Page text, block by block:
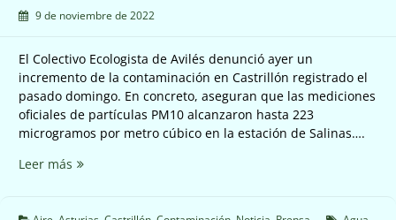
9 de noviembre de 2022
El Colectivo Ecologista de Avilés denunció ayer un
incremento de la contaminación en Castrillón registrado el
pasado domingo. En concreto, aseguran que las mediciones
oficiales de partículas PM10 alcanzaron hasta 223
microgramos por metro cúbico en la estación de Salinas….
Leer más Los